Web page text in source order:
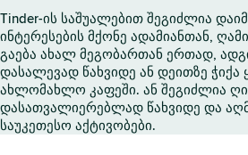
Tinder-ის საშუალებით შეგიძლია
ინტერესების მქონე ადამიანთან,
გაება ახალ მეგობართან ერთად,
დასალევად წახვიდე ან დეითზე ჭიქა
ახლომახლო კაფეში. ან შეგიძლია
დასათვალიერებლად წახვიდე და
საუკეთესო აქტივობები.